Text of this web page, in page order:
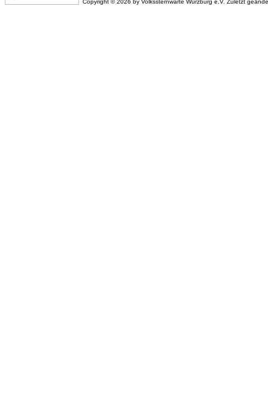
Copyright © 2026 by Volkssternwarte Würzburg e.V. Zuletzt